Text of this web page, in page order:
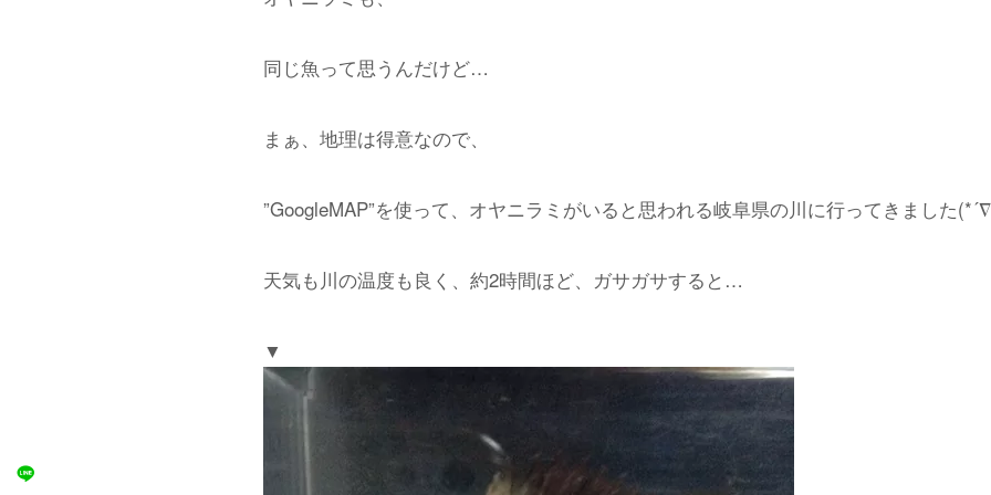
同じ魚って思うんだけど…
まぁ、地理は得意なので、
”GoogleMAP”を使って、オヤニラミがいると思われる岐阜県の川に行ってきました
天気も川の温度も良く、約2時間ほど、ガサガサすると…
▼